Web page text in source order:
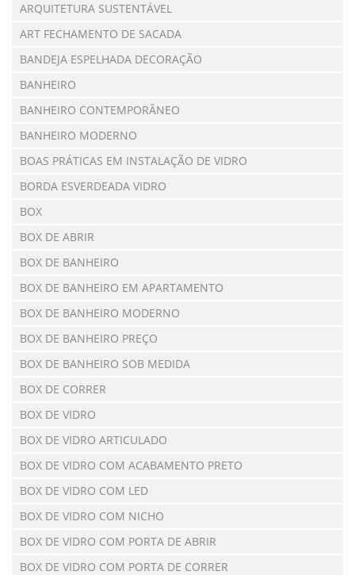
ARQUITETURA SUSTENTÁVEL
ART FECHAMENTO DE SACADA
BANDEJA ESPELHADA DECORAÇÃO
BANHEIRO
BANHEIRO CONTEMPORÂNEO
BANHEIRO MODERNO
BOAS PRÁTICAS EM INSTALAÇÃO DE VIDRO
BORDA ESVERDEADA VIDRO
BOX
BOX DE ABRIR
BOX DE BANHEIRO
BOX DE BANHEIRO EM APARTAMENTO
BOX DE BANHEIRO MODERNO
BOX DE BANHEIRO PREÇO
BOX DE BANHEIRO SOB MEDIDA
BOX DE CORRER
BOX DE VIDRO
BOX DE VIDRO ARTICULADO
BOX DE VIDRO COM ACABAMENTO PRETO
BOX DE VIDRO COM LED
BOX DE VIDRO COM NICHO
BOX DE VIDRO COM PORTA DE ABRIR
BOX DE VIDRO COM PORTA DE CORRER